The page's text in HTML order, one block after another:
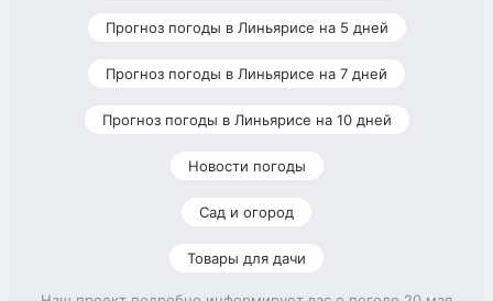
Прогноз погоды в Линьярисе на 5 дней
Прогноз погоды в Линьярисе на 7 дней
Прогноз погоды в Линьярисе на 10 дней
Новости погоды
Сад и огород
Товары для дачи